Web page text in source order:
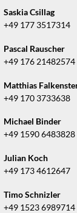
Saskia Csillag
+49 177 3517314
Pascal Rauscher
+49 176 21482574
Matthias
+49 170 3733638
Michael Binder
+49 1590 6483828
Julian Koch
+49 173 4612647
Timo Schnizler
+49 1523 6989714